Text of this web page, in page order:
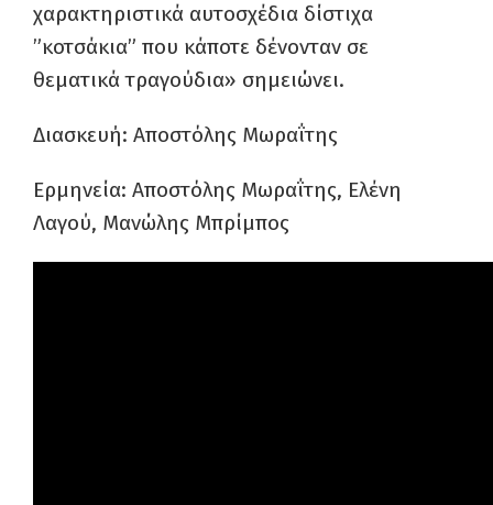
χαρακτηριστικά αυτοσχέδια δίστιχα
”κοτσάκια” που κάποτε δένονταν σε
θεματικά τραγούδια» σημειώνει.
Διασκευή: Αποστόλης Μωραΐτης
Ερμηνεία: Αποστόλης Μωραΐτης, Ελένη
Λαγού, Μανώλης Μπρίμπος